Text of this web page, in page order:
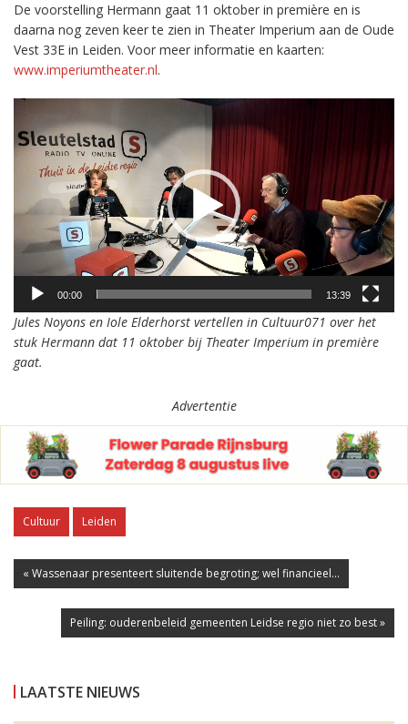
De voorstelling Hermann gaat 11 oktober in première en is
daarna nog zeven keer te zien in Theater Imperium aan de Oude
Vest 33E in Leiden. Voor meer informatie en kaarten:
www.imperiumtheater.nl.
00:00 13:39
Jules Noyons en Iole Elderhorst vertellen in Cultuur071 over het
stuk Hermann dat 11 oktober bij Theater Imperium in première
gaat.
Advertentie
Cultuur Leiden
« Wassenaar presenteert sluitende begroting; wel financieel...
Peiling: ouderenbeleid gemeenten Leidse regio niet zo best »
LAATSTE NIEUWS